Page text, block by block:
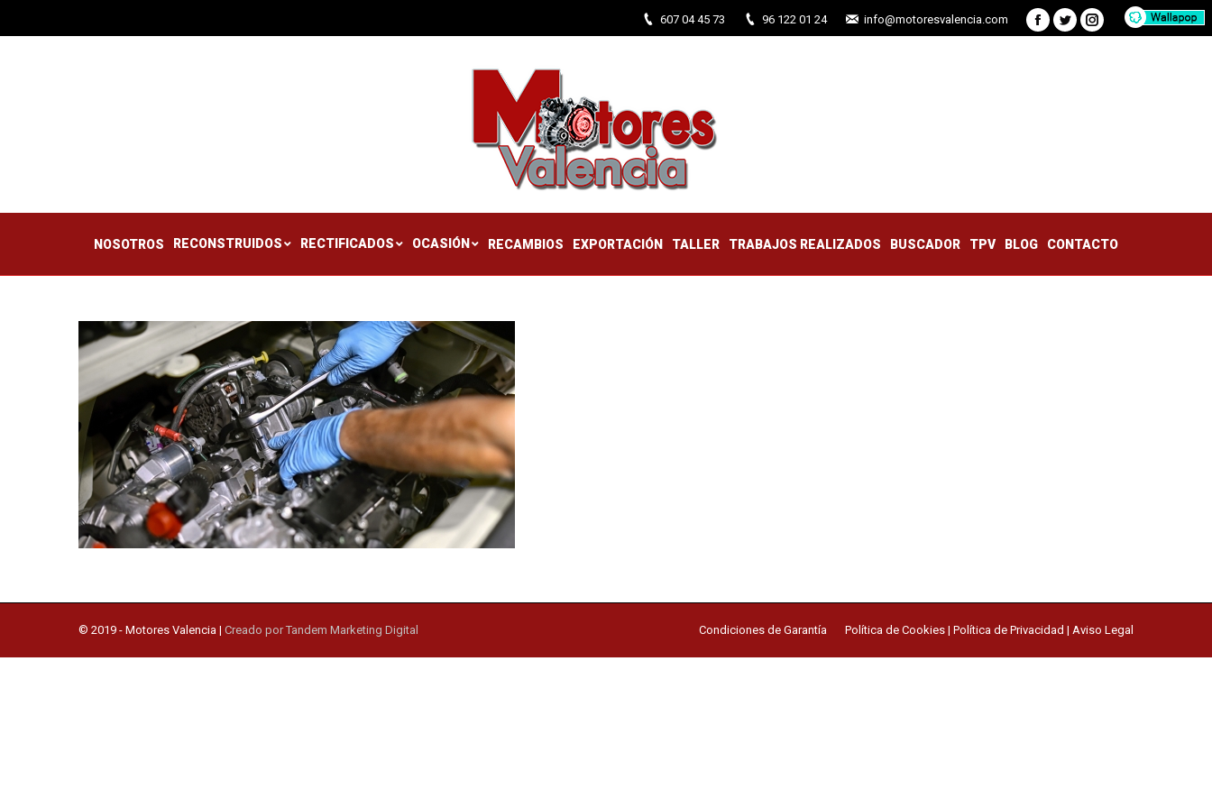
607 04 45 73 96 122 01 24 info@motoresvalencia.com
Facebook
TwitterInstagram
NOSOTROS RECONSTRUIDOS RECTIFICADOS OCASIÓN RECAMBIOS EXPORTACIÓN TALLER TRABAJOS REALIZADOS BUSCADOR TPV BLOG CONTACTO
© 2019 - Motores Valencia | Creado por Tandem Marketing Digital Condiciones de Garantía Política de Cookies | Política de Privacidad | Aviso Legal
NOSOTROS RECONSTRUIDOS RECTIFICADOS OCASIÓN RECAMBIOS EXPORTACIÓN TALLER TRABAJOS REALIZADOS BUSCADOR TPV BLOG CONTACTO